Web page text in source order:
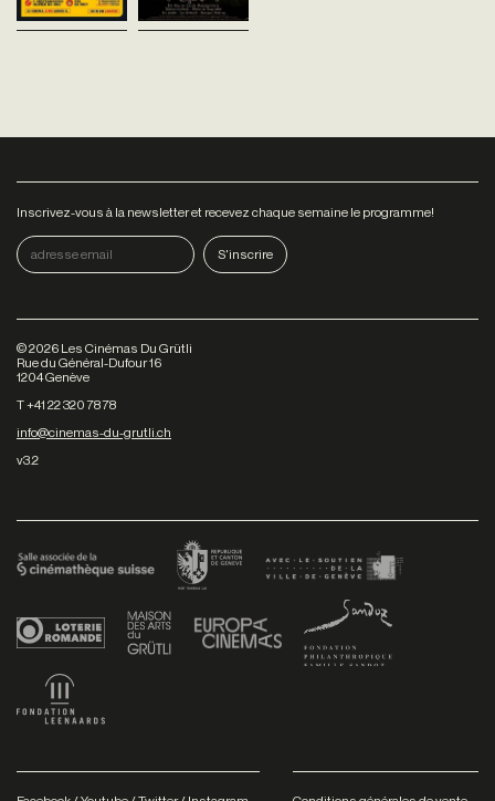
Sammartino, Denise
Schropfer, Michel
Inscrivez-vous à la newsletter et recevez chaque semaine le programme!
©2026 Les Cinémas Du Grütli
Rue du Général-Dufour 16
1204 Genève
T +41 22 320 78 78
info@cinemas-du-grutli.ch
v3.2